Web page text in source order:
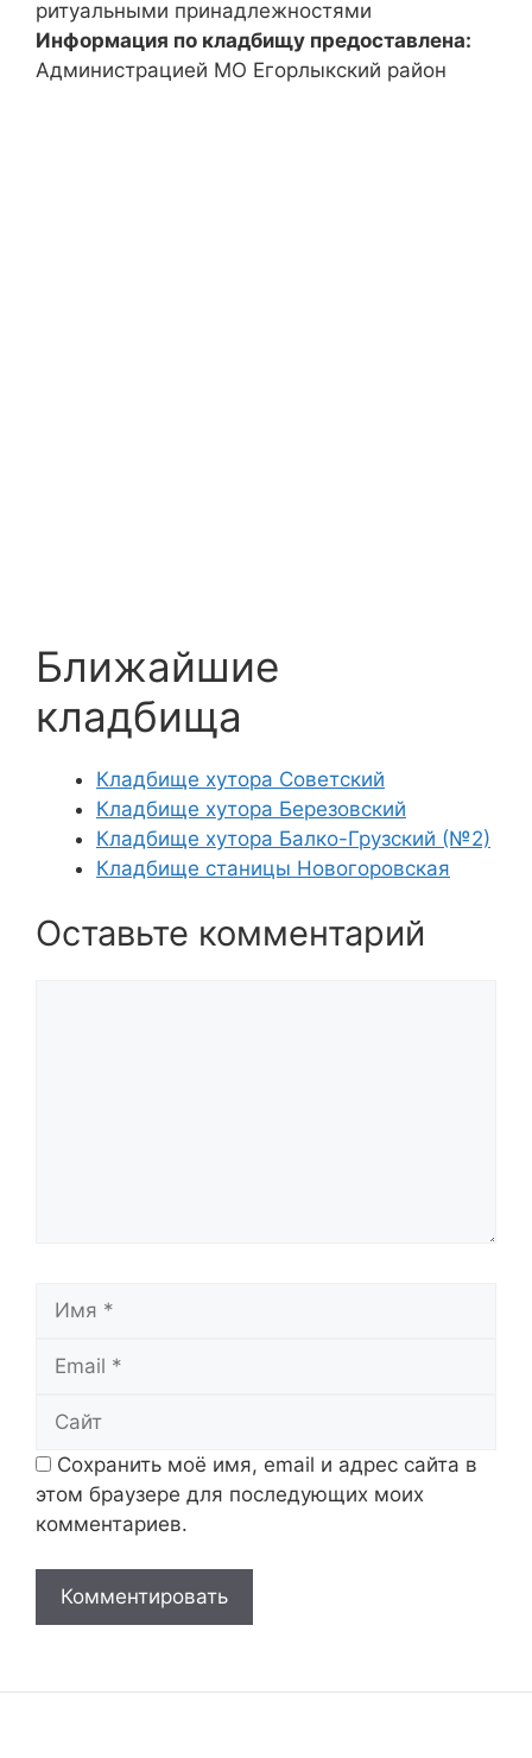
ритуальными принадлежностями
Информация по кладбищу предоставлена:
Администрацией МО Егорлыкский район
Ближайшие
кладбища
Кладбище хутора Советский
Кладбище хутора Березовский
Кладбище хутора Балко-Грузский (№2)
Кладбище станицы Новогоровская
Оставьте комментарий
Сохранить моё имя, email и адрес сайта в
этом браузере для последующих моих
комментариев.